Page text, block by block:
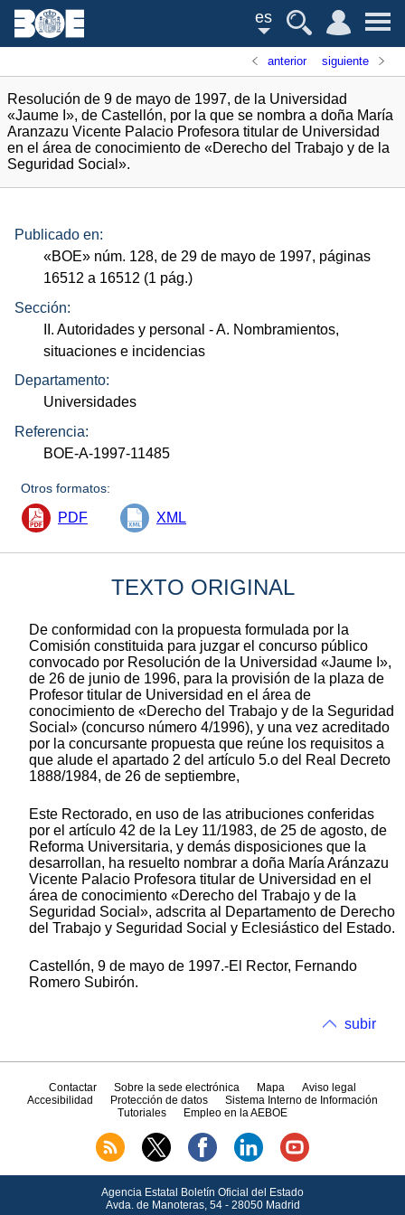
es
anterior siguiente
Resolución de 9 de mayo de 1997, de la Universidad
«Jaume I», de Castellón, por la que se nombra a doña María
Aranzazu Vicente Palacio Profesora titular de Universidad
en el área de conocimiento de «Derecho del Trabajo y de la
Seguridad Social».
Publicado en:
«BOE» núm. 128, de 29 de mayo de 1997, páginas
16512 a 16512 (1 pág.)
Sección:
II. Autoridades y personal - A. Nombramientos,
situaciones e incidencias
Departamento:
Universidades
Referencia:
BOE-A-1997-11485
Otros formatos:
PDF XML
TEXTO ORIGINAL
De conformidad con la propuesta formulada por la
Comisión constituida para juzgar el concurso público
convocado por Resolución de la Universidad «Jaume I»,
de 26 de junio de 1996, para la provisión de la plaza de
Profesor titular de Universidad en el área de
conocimiento de «Derecho del Trabajo y de la Seguridad
Social» (concurso número 4/1996), y una vez acreditado
por la concursante propuesta que reúne los requisitos a
que alude el apartado 2 del artículo 5.o del Real Decreto
1888/1984, de 26 de septiembre,
Este Rectorado, en uso de las atribuciones conferidas
por el artículo 42 de la Ley 11/1983, de 25 de agosto, de
Reforma Universitaria, y demás disposiciones que la
desarrollan, ha resuelto nombrar a doña María Aránzazu
Vicente Palacio Profesora titular de Universidad en el
área de conocimiento «Derecho del Trabajo y de la
Seguridad Social», adscrita al Departamento de Derecho
del Trabajo y Seguridad Social y Eclesiástico del Estado.
Castellón, 9 de mayo de 1997.-El Rector, Fernando
Romero Subirón.
subir
Contactar Sobre la sede electrónica Mapa
Aviso legal
Accesibilidad
Protección de datos
Sistema Interno de Información
Tutoriales
Empleo en la AEBOE
Agencia Estatal Boletín Oficial del Estado
Avda. de Manoteras, 54 - 28050 Madrid